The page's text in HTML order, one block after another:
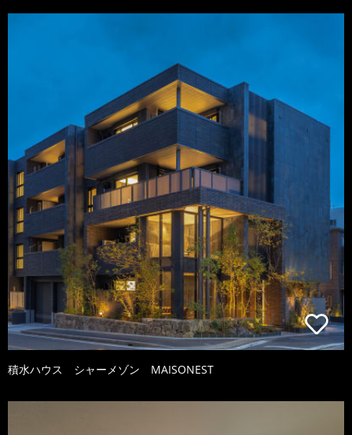
積水ハウス シャーメゾン MAISONEST